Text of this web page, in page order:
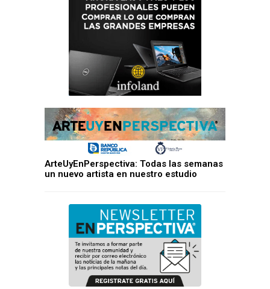
ArteUyEnPerspectiva: Todas las semanas
un nuevo artista en nuestro estudio